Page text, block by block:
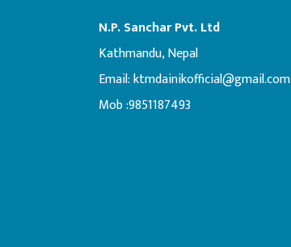
N.P. Sanchar Pvt. Ltd
Kathmandu, Nepal
Email:ktmdainikofficial@gmail.com
Mob :9851187493